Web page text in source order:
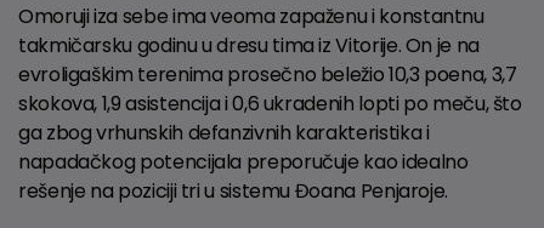
Omoruji iza sebe ima veoma zapaženu i konstantnu
takmičarsku godinu u dresu tima iz Vitorije. On je na
evroligaškim terenima prosečno beležio 10,3 poena, 3,7
skokova, 1,9 asistencija i 0,6 ukradenih lopti po meču, što
ga zbog vrhunskih defanzivnih karakteristika i
napadačkog potencijala preporučuje kao idealno
rešenje na poziciji tri u sistemu Đoana Penjaroje.